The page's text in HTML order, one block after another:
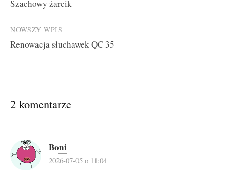
navigation
Szachowy żarcik
NOWSZY WPIS
Renowacja słuchawek QC 35
2 komentarze
Boni
2026-07-05 o 11:04